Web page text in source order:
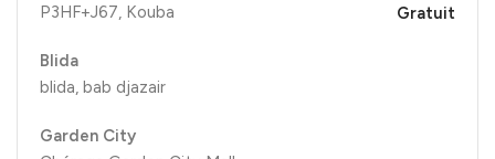
P3HF+J67, Kouba
Blida
blida, bab djazair
Garden City
Gratuit